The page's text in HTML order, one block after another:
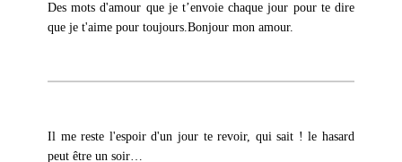
Des mots d'amour que je t’envoie chaque jour pour te dire
que je t'aime pour toujours.Bonjour mon amour.
Il me reste l'espoir d'un jour te revoir, qui sait ! le hasard
peut être un soir…